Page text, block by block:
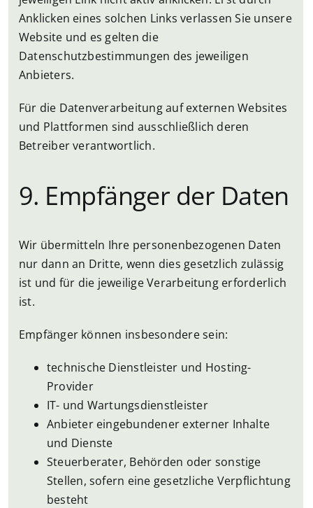
Anklicken eines solchen Links verlassen Sie unsere
Website und es gelten die
Datenschutzbestimmungen des jeweiligen
Anbieters.
Für die Datenverarbeitung auf externen Websites
und Plattformen sind ausschließlich deren
Betreiber verantwortlich.
9. Empfänger der Daten
Wir übermitteln Ihre personenbezogenen Daten
nur dann an Dritte, wenn dies gesetzlich zulässig
ist und für die jeweilige Verarbeitung erforderlich
ist.
Empfänger können insbesondere sein:
technische Dienstleister und Hosting-
Provider
IT- und Wartungsdienstleister
Anbieter eingebundener externer Inhalte
und Dienste
Steuerberater, Behörden oder sonstige
Stellen, sofern eine gesetzliche Verpflichtung
besteht